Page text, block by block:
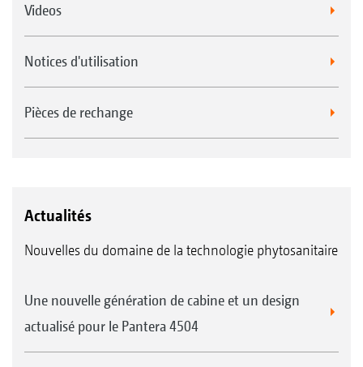
Videos
Notices d'utilisation
Pièces de rechange
Actualités
Nouvelles du domaine de la technologie phytosanitaire
Une nouvelle génération de cabine et un design
actualisé pour le Pantera 4504